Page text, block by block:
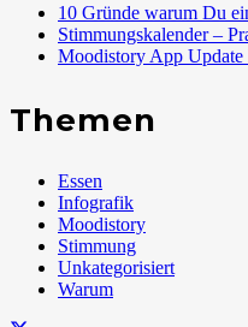
10 Gründe warum Du
Stimmungskalender –
Moodistory App Update
Themen
Essen
Infografik
Moodistory
Stimmung
Unkategorisiert
Warum